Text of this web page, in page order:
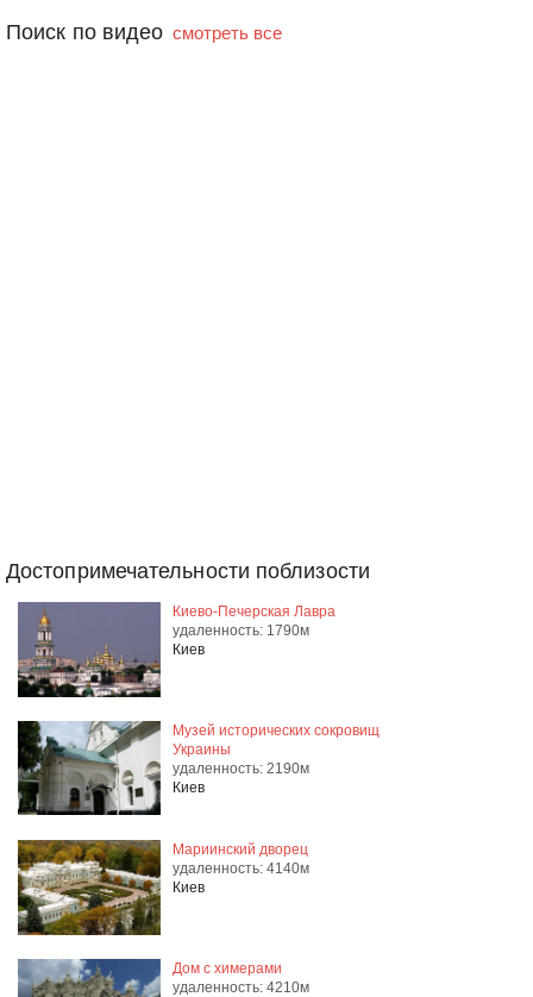
Поиск по видео смотреть все
Достопримечательности поблизости
Киево-Печерская Лавра
удаленность: 1790м
Киев
Музей исторических сокровищ
Украины
удаленность: 2190м
Киев
Мариинский дворец
удаленность: 4140м
Киев
Дом с химерами
удаленность: 4210м